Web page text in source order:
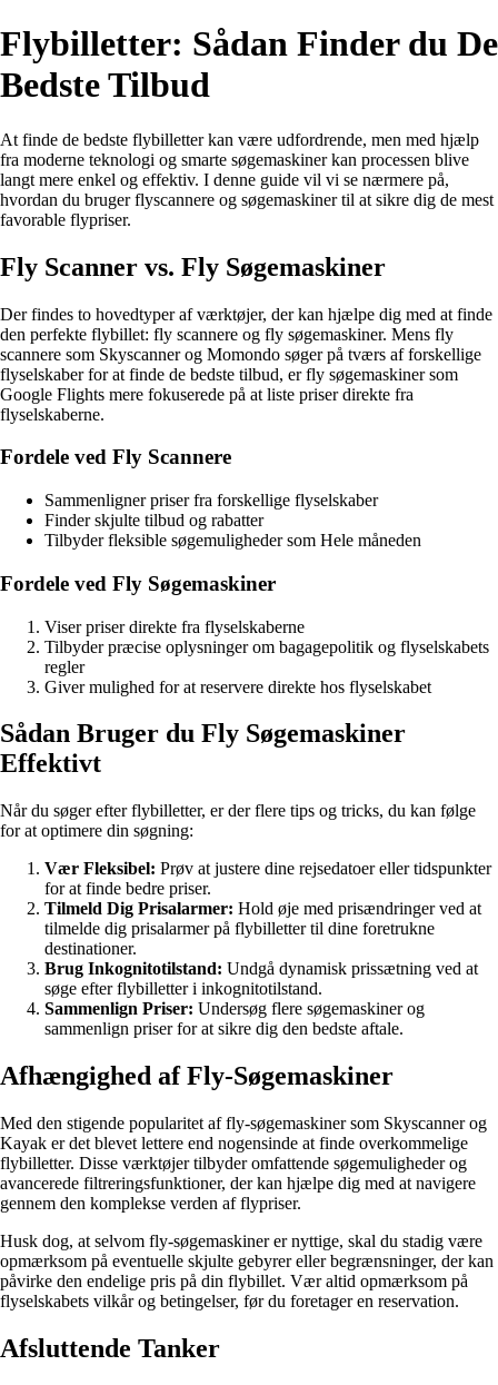
Flybilletter: Sådan Finder du De
Bedste Tilbud
At finde de bedste flybilletter kan være udfordrende, men med hjælp
fra moderne teknologi og smarte søgemaskiner kan processen blive
langt mere enkel og effektiv. I denne guide vil vi se nærmere på,
hvordan du bruger flyscannere og søgemaskiner til at sikre dig de mest
favorable flypriser.
Fly Scanner vs. Fly Søgemaskiner
Der findes to hovedtyper af værktøjer, der kan hjælpe dig med at finde
den perfekte flybillet: fly scannere og fly søgemaskiner. Mens fly
scannere som Skyscanner og Momondo søger på tværs af forskellige
flyselskaber for at finde de bedste tilbud, er fly søgemaskiner som
Google Flights mere fokuserede på at liste priser direkte fra
flyselskaberne.
Fordele ved Fly Scannere
Sammenligner priser fra forskellige flyselskaber
Finder skjulte tilbud og rabatter
Tilbyder fleksible søgemuligheder som Hele måneden
Fordele ved Fly Søgemaskiner
Viser priser direkte fra flyselskaberne
Tilbyder præcise oplysninger om bagagepolitik og flyselskabets
regler
Giver mulighed for at reservere direkte hos flyselskabet
Sådan Bruger du Fly Søgemaskiner
Effektivt
Når du søger efter flybilletter, er der flere tips og tricks, du kan følge
for at optimere din søgning:
Vær Fleksibel: Prøv at justere dine rejsedatoer eller tidspunkter
for at finde bedre priser.
Tilmeld Dig Prisalarmer: Hold øje med prisændringer ved at
tilmelde dig prisalarmer på flybilletter til dine foretrukne
destinationer.
Brug Inkognitotilstand: Undgå dynamisk prissætning ved at
søge efter flybilletter i inkognitotilstand.
Sammenlign Priser: Undersøg flere søgemaskiner og
sammenlign priser for at sikre dig den bedste aftale.
Afhængighed af Fly-Søgemaskiner
Med den stigende popularitet af fly-søgemaskiner som Skyscanner og
Kayak er det blevet lettere end nogensinde at finde overkommelige
flybilletter. Disse værktøjer tilbyder omfattende søgemuligheder og
avancerede filtreringsfunktioner, der kan hjælpe dig med at navigere
gennem den komplekse verden af flypriser.
Husk dog, at selvom fly-søgemaskiner er nyttige, skal du stadig være
opmærksom på eventuelle skjulte gebyrer eller begrænsninger, der kan
påvirke den endelige pris på din flybillet. Vær altid opmærksom på
flyselskabets vilkår og betingelser, før du foretager en reservation.
Afsluttende Tanker